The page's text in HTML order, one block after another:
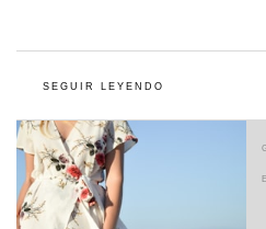
SEGUIR LEYENDO